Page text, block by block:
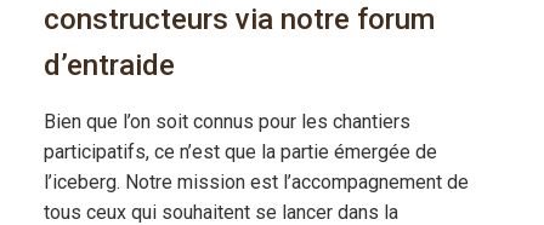
constructeurs via notre forum
d’entraide
Bien que l’on soit connus pour les chantiers
participatifs, ce n’est que la partie émergée de
l’iceberg. Notre mission est l’accompagnement de
tous ceux qui souhaitent se lancer dans la